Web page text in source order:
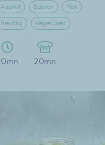
Apéritif Boisson Plat
Healthy Végétarien
20mn